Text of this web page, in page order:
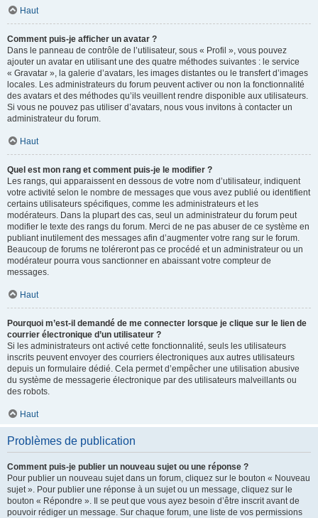
Haut
Comment puis-je afficher un avatar ?
Dans le panneau de contrôle de l’utilisateur, sous « Profil », vous pouvez
ajouter un avatar en utilisant une des quatre méthodes suivantes : le service
« Gravatar », la galerie d’avatars, les images distantes ou le transfert d’images
locales. Les administrateurs du forum peuvent activer ou non la fonctionnalité
des avatars et des méthodes qu’ils veuillent rendre disponible aux utilisateurs.
Si vous ne pouvez pas utiliser d’avatars, nous vous invitons à contacter un
administrateur du forum.
Haut
Quel est mon rang et comment puis-je le modifier ?
Les rangs, qui apparaissent en dessous de votre nom d’utilisateur, indiquent
votre activité selon le nombre de messages que vous avez publié ou identifient
certains utilisateurs spécifiques, comme les administrateurs et les
modérateurs. Dans la plupart des cas, seul un administrateur du forum peut
modifier le texte des rangs du forum. Merci de ne pas abuser de ce système en
publiant inutilement des messages afin d’augmenter votre rang sur le forum.
Beaucoup de forums ne toléreront pas ce procédé et un administrateur ou un
modérateur pourra vous sanctionner en abaissant votre compteur de
messages.
Haut
Pourquoi m’est-il demandé de me connecter lorsque je clique sur le lien de
courrier électronique d’un utilisateur ?
Si les administrateurs ont activé cette fonctionnalité, seuls les utilisateurs
inscrits peuvent envoyer des courriers électroniques aux autres utilisateurs
depuis un formulaire dédié. Cela permet d’empêcher une utilisation abusive
du système de messagerie électronique par des utilisateurs malveillants ou
des robots.
Haut
Problèmes de publication
Comment puis-je publier un nouveau sujet ou une réponse ?
Pour publier un nouveau sujet dans un forum, cliquez sur le bouton « Nouveau
sujet ». Pour publier une réponse à un sujet ou un message, cliquez sur le
bouton « Répondre ». Il se peut que vous ayez besoin d’être inscrit avant de
pouvoir rédiger un message. Sur chaque forum, une liste de vos permissions